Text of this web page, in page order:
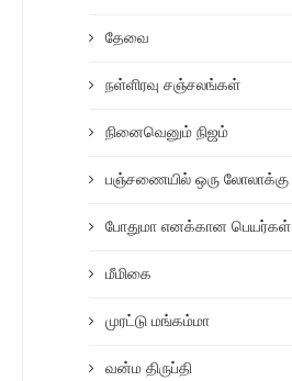
தேவை
நள்ளிரவு சஞ்சலங்கள்
நினைவெனும் நிஜம்
பஞ்சணையில் ஒரு லோலாக்கு
போதுமா எனக்கான பெயர்கள்
மீமிகை
முரட்டு மங்கம்மா
வன்ம திருப்தி